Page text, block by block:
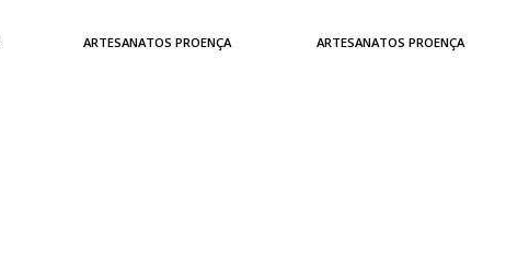
ARTESANATOS PROENÇA ARTESANATOS PROENÇA